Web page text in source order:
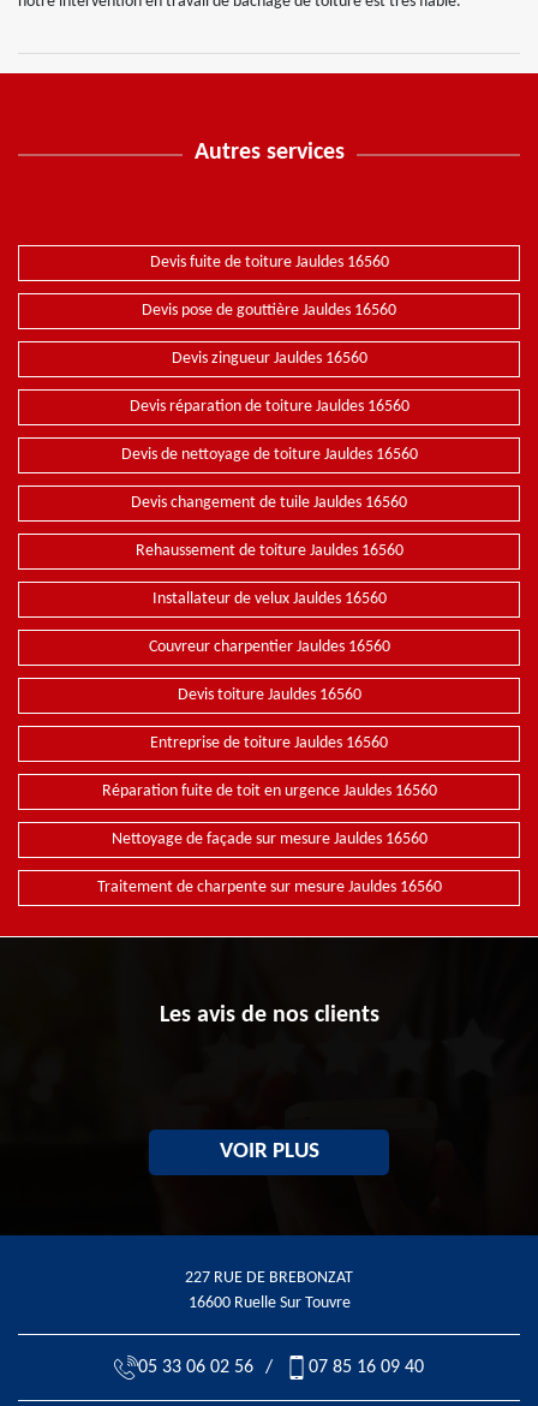
Autres services
Devis fuite de toiture Jauldes 16560
Devis pose de gouttière Jauldes 16560
Devis zingueur Jauldes 16560
Devis réparation de toiture Jauldes 16560
Devis de nettoyage de toiture Jauldes 16560
Devis changement de tuile Jauldes 16560
Rehaussement de toiture Jauldes 16560
Installateur de velux Jauldes 16560
Couvreur charpentier Jauldes 16560
Devis toiture Jauldes 16560
Entreprise de toiture Jauldes 16560
Réparation fuite de toit en urgence Jauldes 16560
Nettoyage de façade sur mesure Jauldes 16560
Traitement de charpente sur mesure Jauldes 16560
Les avis de nos clients
VOIR PLUS
227 RUE DE BREBONZAT
16600 Ruelle Sur Touvre
05 33 06 02 56 / 07 85 16 09 40